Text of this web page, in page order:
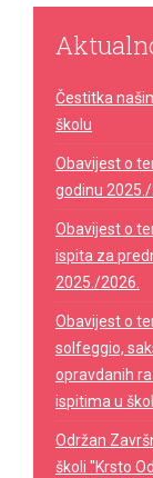
Čestitka
školu
Obavijest o
godinu 2025./
Obavijest o
ispita za
2025./2026.
Obavijest o
solfeggio,
opravdanih
ispitima u
Održan
školi "Krsto